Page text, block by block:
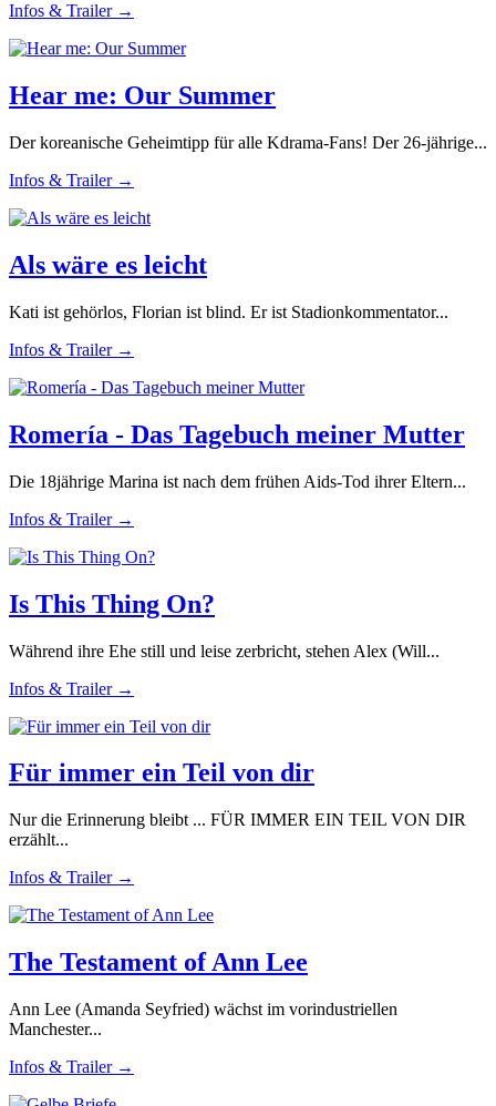
Infos & Trailer →
Hear me: Our Summer
Der koreanische Geheimtipp für alle Kdrama-Fans! Der 26-jährige...
Infos & Trailer →
Als wäre es leicht
Kati ist gehörlos, Florian ist blind. Er ist Stadionkommentator...
Infos & Trailer →
Romería - Das Tagebuch meiner Mutter
Die 18jährige Marina ist nach dem frühen Aids-Tod ihrer Eltern...
Infos & Trailer →
Is This Thing On?
Während ihre Ehe still und leise zerbricht, stehen Alex (Will...
Infos & Trailer →
Für immer ein Teil von dir
Nur die Erinnerung bleibt ... FÜR IMMER EIN TEIL VON DIR
erzählt...
Infos & Trailer →
The Testament of Ann Lee
Ann Lee (Amanda Seyfried) wächst im vorindustriellen
Manchester...
Infos & Trailer →